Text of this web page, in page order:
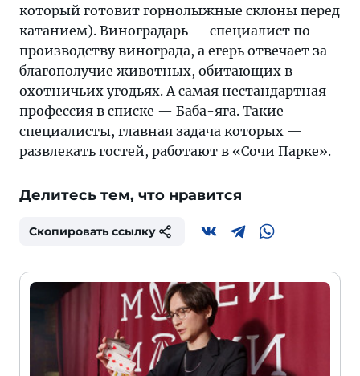
который готовит горнолыжные склоны перед
катанием). Виноградарь — специалист по
производству винограда, а егерь отвечает за
благополучие животных, обитающих в
охотничьих угодьях. А самая нестандартная
профессия в списке — Баба-яга. Такие
специалисты, главная задача которых —
развлекать гостей, работают в «Сочи Парке».
Делитесь тем, что нравится
Скопировать ссылку